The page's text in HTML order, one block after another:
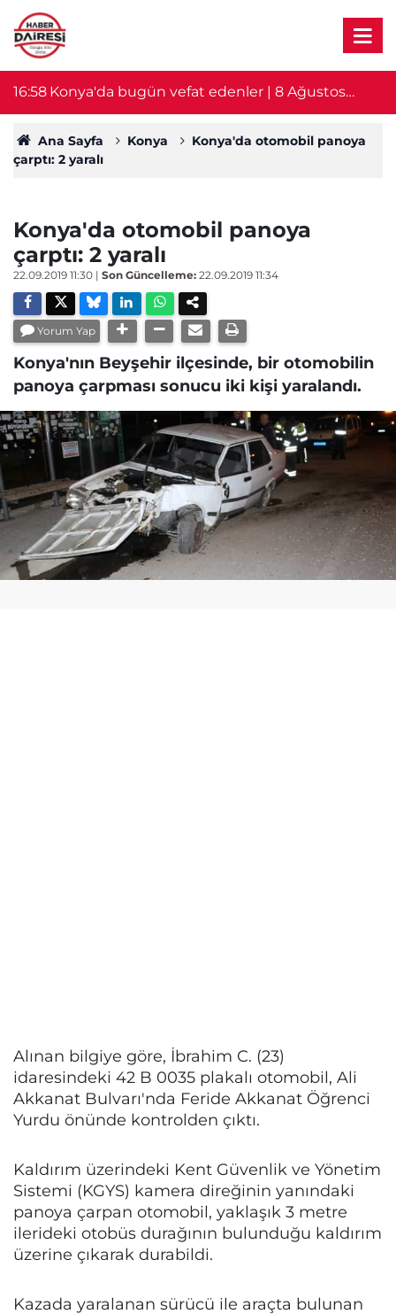
16:57 Konya’da temmuz ayında bin 964 trafik kazası
meydana geldi! 11 kişi hayatını kaybetti
Ana Sayfa Konya
Konya'da otomobil panoya
çarptı: 2 yaralı
Konya'da otomobil panoya
çarptı: 2 yaralı
22.09.2019 11:30 | Son Güncelleme: 22.09.2019 11:34
Yorum Yap
Konya'nın Beyşehir ilçesinde, bir otomobilin
panoya çarpması sonucu iki kişi yaralandı.
Alınan bilgiye göre, İbrahim C. (23)
idaresindeki 42 B 0035 plakalı otomobil, Ali
Akkanat Bulvarı'nda Feride Akkanat Öğrenci
Yurdu önünde kontrolden çıktı.
Kaldırım üzerindeki Kent Güvenlik ve Yönetim
Sistemi (KGYS) kamera direğinin yanındaki
panoya çarpan otomobil, yaklaşık 3 metre
ilerideki otobüs durağının bulunduğu kaldırım
üzerine çıkarak durabildi.
Kazada yaralanan sürücü ile araçta bulunan